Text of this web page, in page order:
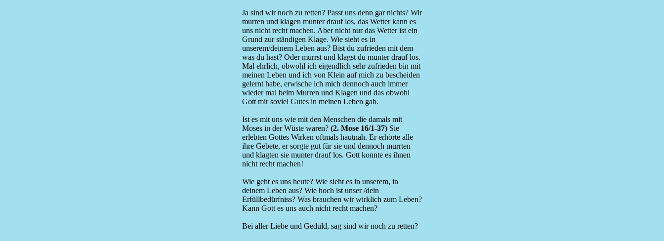
Ja sind wir noch zu retten? Passt uns denn gar nichts? Wir
murren und klagen munter drauf los, das Wetter kann es
uns nicht recht machen. Aber nicht nur das Wetter ist ein
Grund zur ständigen Klage. Wie sieht es in
unserem/deinem Leben aus? Bist du zufrieden mit dem
was du hast? Oder murrst und klagst du munter drauf los.
Mal ehrlich, obwohl ich eigendlich sehr zufrieden bin mit
meinen Leben und ich von Klein auf mich zu bescheiden
gelernt habe, erwische ich mich dennoch auch immer
wieder mal beim Murren und Klagen und das obwohl
Gott mir soviel Gutes in meinen Leben gab.
Ist es mit uns wie mit den Menschen die damals mit
Moses in der Wüste waren? (2. Mose 16/1-37) Sie
erlebten Gottes Wirken oftmals hautnah. Er erhörte alle
ihre Gebete, er sorgte gut für sie und dennoch murrten
und klagten sie munter drauf los. Gott konnte es ihnen
nicht recht machen!
Wie geht es uns heute? Wie sieht es in unserem, in
deinem Leben aus? Wie hoch ist unser /dein
Erfüllbedürfniss? Was brauchen wir wirklich zum Leben?
Kann Gott es uns auch nicht recht machen?
Bei aller Liebe und Geduld, sag sind wir noch zu retten?